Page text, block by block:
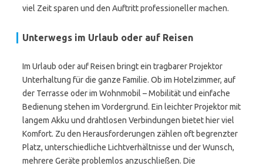
viel Zeit sparen und den Auftritt professioneller machen.
Unterwegs im Urlaub oder auf Reisen
Im Urlaub oder auf Reisen bringt ein tragbarer Projektor
Unterhaltung für die ganze Familie. Ob im Hotelzimmer, auf
der Terrasse oder im Wohnmobil – Mobilität und einfache
Bedienung stehen im Vordergrund. Ein leichter Projektor mit
langem Akku und drahtlosen Verbindungen bietet hier viel
Komfort. Zu den Herausforderungen zählen oft begrenzter
Platz, unterschiedliche Lichtverhältnisse und der Wunsch,
mehrere Geräte problemlos anzuschließen. Die